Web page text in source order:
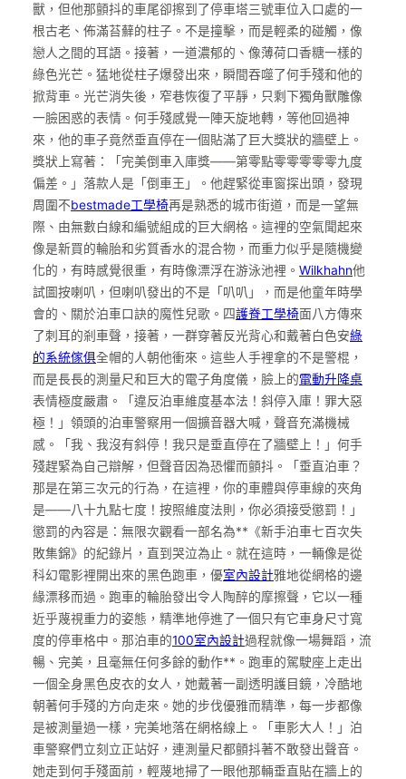
獸，但他那顫抖的車尾卻擦到了停車塔三號車位入口處的一
根古老、佈滿苔蘚的柱子。不是撞擊，而是輕柔的碰觸，像
戀人之間的耳語。接著，一道濃郁的、像薄荷口香糖一樣的
綠色光芒。猛地從柱子爆發出來，瞬間吞噬了何手殘和他的
掀背車。光芒消失後，窄巷恢復了平靜，只剩下獨角獸雕像
一臉困惑的表情。何手殘感覺一陣天旋地轉，等他回過神
來，他的車子竟然垂直停在一個貼滿了巨大獎狀的牆壁上。
獎狀上寫著：「完美倒車入庫獎——第零點零零零零零九度
偏差。」落款人是「倒車王」。他趕緊從車窗探出頭，發現
周圍不bestmade工學椅再是熟悉的城市街道，而是一望無
際、由無數白線和編號組成的巨大網格。這裡的空氣聞起來
像是新買的輪胎和劣質香水的混合物，而重力似乎是隨機變
化的，有時感覺很重，有時像漂浮在游泳池裡。 Wilkhahn他
試圖按喇叭，但喇叭發出的不是「叭叭」，而是他童年時學
會的、關於泊車口訣的魔性兒歌。四護脊工學椅面八方傳來
了刺耳的剎車聲，接著，一群穿著反光背心和戴著白色安綠
的系統傢俱全帽的人朝他衝來。這些人手裡拿的不是警棍，
而是長長的測量尺和巨大的電子角度儀，臉上的電動升降桌
表情極度嚴肅。「違反泊車維度基本法！斜停入庫！罪大惡
極！」領頭的泊車警察用一個擴音器大喊，聲音充滿機械
感。「我、我沒有斜停！我只是垂直停在了牆壁上！」何手
殘趕緊為自己辯解，但聲音因為恐懼而顫抖。「垂直泊車？
那是在第三次元的行為，在這裡，你的車體與停車線的夾角
是——八十九點七度！按照維度法則，你必須接受懲罰！」
懲罰的內容是：無限次觀看一部名為**《新手泊車七百次失
敗集錦》的紀錄片，直到哭泣為止。就在這時，一輛像是從
科幻電影裡開出來的黑色跑車，優室內設計雅地從網格的邊
緣漂移而過。跑車的輪胎發出令人陶醉的摩擦聲，它以一種
近乎蔑視重力的姿態，精準地停進了一個只有它車身尺寸寬
度的停車格中。那泊車的100室內設計過程就像一場舞蹈，流
暢、完美，且毫無任何多餘的動作**。跑車的駕駛座上走出
一個全身黑色皮衣的女人，她戴著一副透明護目鏡，冷酷地
朝著何手殘的方向走來。她的步伐優雅而精準，每一步都像
是被測量過一樣，完美地落在網格線上。「車影大人！」泊
車警察們立刻立正站好，連測量尺都顫抖著不敢發出聲音。
她走到何手殘面前，輕蔑地掃了一眼他那輛垂直貼在牆上的